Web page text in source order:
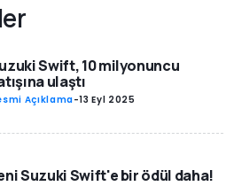
Swift, 10 milyonuncu
ulaştı
Açıklama-13 Eyl 2025
Suzuki Swift'e bir ödül daha!